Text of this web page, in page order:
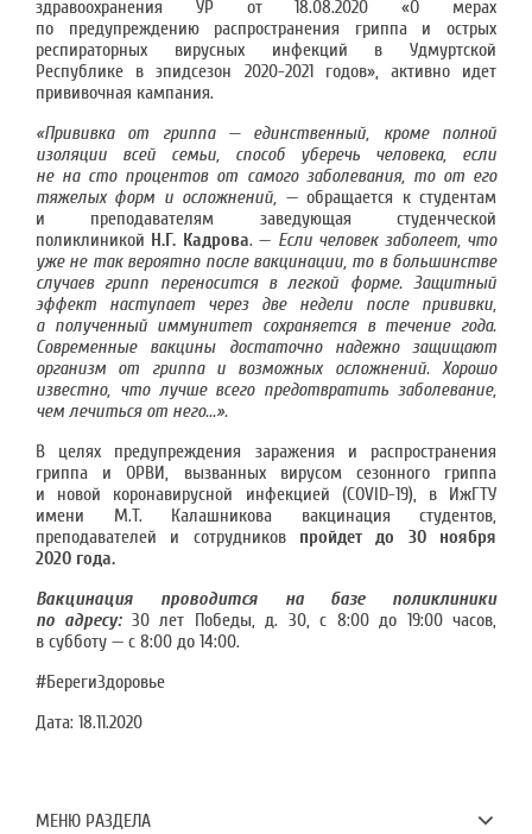
здравоохранения УР от 18.08.2020 «О мерах
по предупреждению распространения гриппа и острых
респираторных вирусных инфекций в Удмуртской
Республике в эпидсезон 2020-2021 годов», активно идет
прививочная кампания.
«Прививка от гриппа — единственный, кроме полной
изоляции всей семьи, способ уберечь человека, если
не на сто процентов от самого заболевания, то от его
тяжелых форм и осложнений, — обращается к студентам
и преподавателям заведующая студенческой
поликлиникой Н.Г. Кадрова. — Если человек заболеет, что
уже не так вероятно после вакцинации, то в большинстве
случаев грипп переносится в легкой форме. Защитный
эффект наступает через две недели после прививки,
а полученный иммунитет сохраняется в течение года.
Современные вакцины достаточно надежно защищают
организм от гриппа и возможных осложнений. Хорошо
известно, что лучше всего предотвратить заболевание,
чем лечиться от него...».
В целях предупреждения заражения и распространения
гриппа и ОРВИ, вызванных вирусом сезонного гриппа
и новой коронавирусной инфекцией (COVID-19), в ИжГТУ
имени М.Т. Калашникова вакцинация студентов,
преподавателей и сотрудников пройдет до 30 ноября
2020 года.
Вакцинация проводится на базе поликлиники
по адресу: 30 лет Победы, д. 30, с 8:00 до 19:00 часов,
в субботу — с 8:00 до 14:00.
#БерегиЗдоровье
Дата: 18.11.2020
МЕНЮ РАЗДЕЛА